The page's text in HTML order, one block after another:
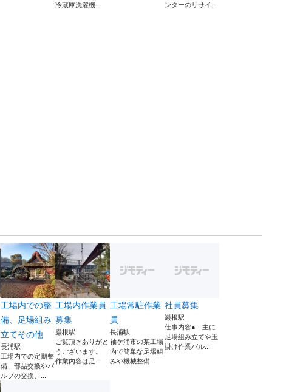
冷蔵庫洗濯機...
ンターのリサイ...
工場内での整
備、足場組み
立てその他
長浦駅
工場内での定期整
備、部品交換やバ
ルブの交換、...
工場内作業員
募集
巌根駅
ご覧頂きありがと
うございます。
作業内容は足...
工場常駐作業
員
長浦駅
袖ケ浦市の某工場
内で簡単な足場組
みや機械整備...
社員募集
巌根駅
仕事内容● 主に
足場組み立てや玉
掛け作業バル...